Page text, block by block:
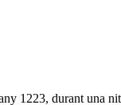
1223, durant una